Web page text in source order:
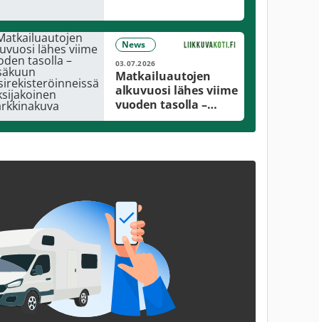
News
03.07.2026
Matkailuautojen
alkuvuosi lähes viime
vuoden tasolla –
kesäkuun
ensirekisteröinneissä
markkinakuva